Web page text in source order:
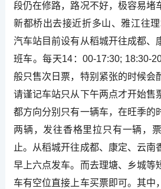
段仍在修路，路况不好，极容易堵
新都桥出去接近折多山、雅江往
汽车站目前设有从稻城开往成都、
班车。每天14：00-17:30; 18:30-
般只售次日票，特别紧张的时候会
请谨记车站只从下午两点才开始售
都方向分别只有一辆车，在旺季的
两辆，发往香格里拉只有一辆，
止。从稻城开往成都、康定、云南
早上六点发车。而去理塘、乡城等
车有空位直接上车买票即可。其中